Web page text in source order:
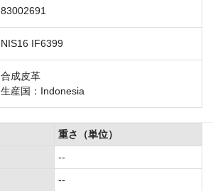
83002691
NIS16 IF6399
合成皮革
生産国：Indonesia
重さ（単位）
--
--